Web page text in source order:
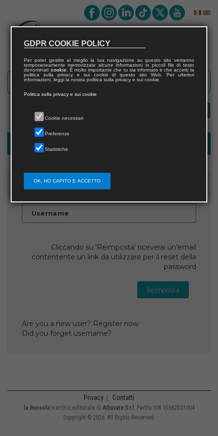
Password recovery
Inserisci il nome utente
Username
Cliccando su 'Reimposta' riceverai un'email
contentente un link da utilizzare per il reset della
password
Reimposta
Are you a new user? Register now
Did you forget username?
Privacy Contatti
la Bussolamarchio editoriale di Adiuvare S.r.l. Partita IVA 15662501004
Copyright © 2026. All Rights Reserved.
GDPR COOKIE POLICY
Per poter gestire al meglio la tua navigazione su questo sito verranno
temporaneamente memorizzate alcune informazioni in piccoli file di testo
denominati cookie. È molto importante che tu sia informato e che accetti la
politica sulla privacy e sui cookie di questo sito Web. Per ulteriori
informazioni, leggi la nostra politica sulla privacy e sui cookie.
Politica sulla privacy e sui cookie
Cookie necessari
Preferenze
Statistiche
OK, HO CAPITO E ACCETTO